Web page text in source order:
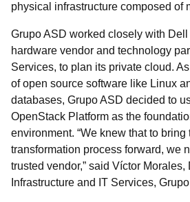
physical infrastructure composed of
Grupo ASD worked closely with
hardware vendor and technology
Services, to plan its private cloud.
of open source software like Linux
databases, Grupo ASD decided to
OpenStack Platform as the
environment. “We knew that to
transformation process forward, we
trusted vendor,” said Víctor Morales,
Infrastructure and IT Services,